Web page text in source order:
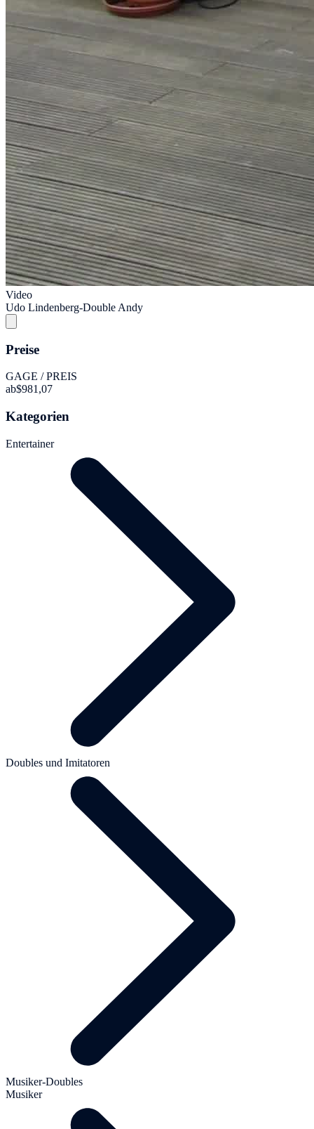
Video
Udo Lindenberg-Double Andy
Preise
GAGE / PREIS
ab$981,07
Kategorien
Entertainer
Doubles und Imitatoren
Musiker-Doubles
Musiker